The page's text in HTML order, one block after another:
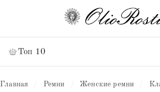
Топ 10
Главная Ремни Женские ремни